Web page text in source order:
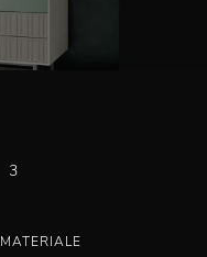
3
MATERIALE